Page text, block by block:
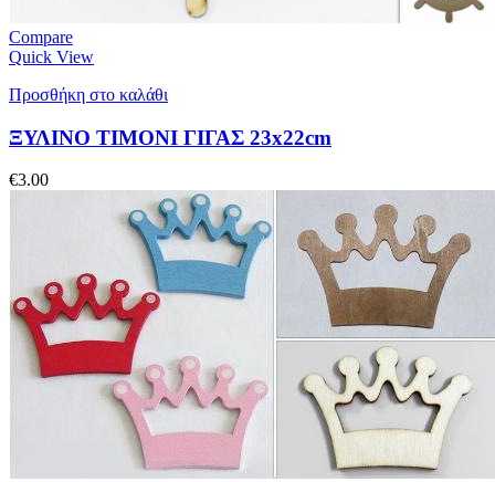
Compare
Quick View
Προσθήκη στο καλάθι
ΞΥΛΙΝΟ ΤΙΜΟΝΙ ΓΙΓΑΣ 23x22cm
€3.00